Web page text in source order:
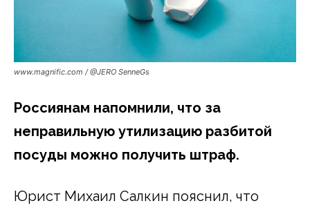
www.magnific.com / @JERO SenneGs
Россиянам напомнили, что за
неправильную утилизацию разбитой
посуды можно получить штраф.
Юрист Михаил Салкин пояснил, что